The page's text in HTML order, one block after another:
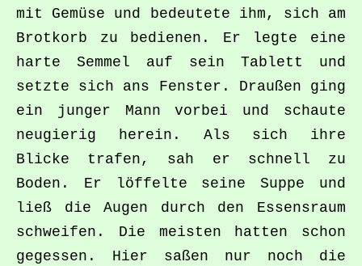
mit Gemüse und bedeutete ihm, sich am
Brotkorb zu bedienen. Er legte eine
harte Semmel auf sein Tablett und
setzte sich ans Fenster. Draußen ging
ein junger Mann vorbei und schaute
neugierig herein. Als sich ihre
Blicke trafen, sah er schnell zu
Boden. Er löffelte seine Suppe und
ließ die Augen durch den Essensraum
schweifen. Die meisten hatten schon
gegessen. Hier saßen nur noch die